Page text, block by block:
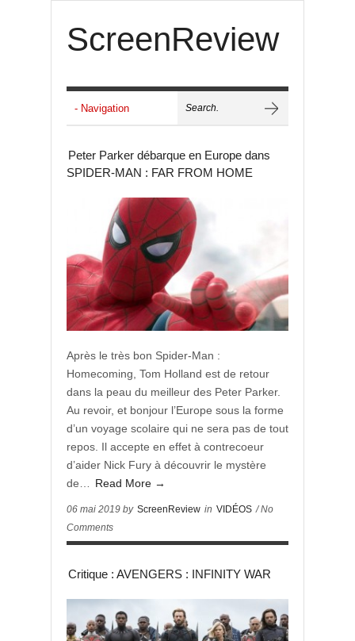
ScreenReview
Peter Parker débarque en Europe dans
SPIDER-MAN : FAR FROM HOME
Après le très bon Spider-Man :
Homecoming, Tom Holland est de retour
dans la peau du meilleur des Peter Parker.
Au revoir, et bonjour l’Europe sous la forme
d’un voyage scolaire qui ne sera pas de tout
repos. Il accepte en effet à contrecoeur
d’aider Nick Fury à découvrir le mystère
de…
Read More →
06 mai 2019 by ScreenReview in VIDÉOS / No
Comments
Critique : AVENGERS : INFINITY WAR